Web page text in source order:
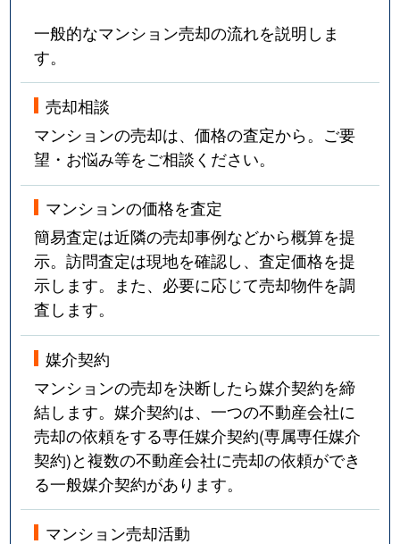
一般的なマンション売却の流れを説明しま
す。
売却相談
マンションの売却は、価格の査定から。ご要
望・お悩み等をご相談ください。
マンションの価格を査定
簡易査定は近隣の売却事例などから概算を提
示。訪問査定は現地を確認し、査定価格を提
示します。また、必要に応じて売却物件を調
査します。
媒介契約
マンションの売却を決断したら媒介契約を締
結します。媒介契約は、一つの不動産会社に
売却の依頼をする専任媒介契約(専属専任媒介
契約)と複数の不動産会社に売却の依頼ができ
る一般媒介契約があります。
マンション売却活動